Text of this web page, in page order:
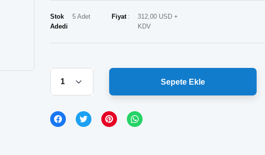
Stok
Adedi
5 Adet Fiyat
312,00 USD +
KDV
Sepete Ekle